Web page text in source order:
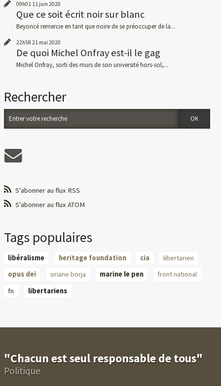
09h01 11 juin 2020
Que ce soit écrit noir sur blanc
Beyoncé remercie en tant que noire de se préoccuper de la...
22h58 21 mai 2020
De quoi Michel Onfray est-il le gag
Michel Onfray, sorti des murs de son université hors-sol,...
Rechercher
S'abonner au flux RSS
S'abonner au flux ATOM
Tags populaires
libéralisme heritage foundation cia
libertarien
opus dei
oriane borja marine le pen
front national
fn
libertariens
"Chacun est seul responsable de tous"
Politique